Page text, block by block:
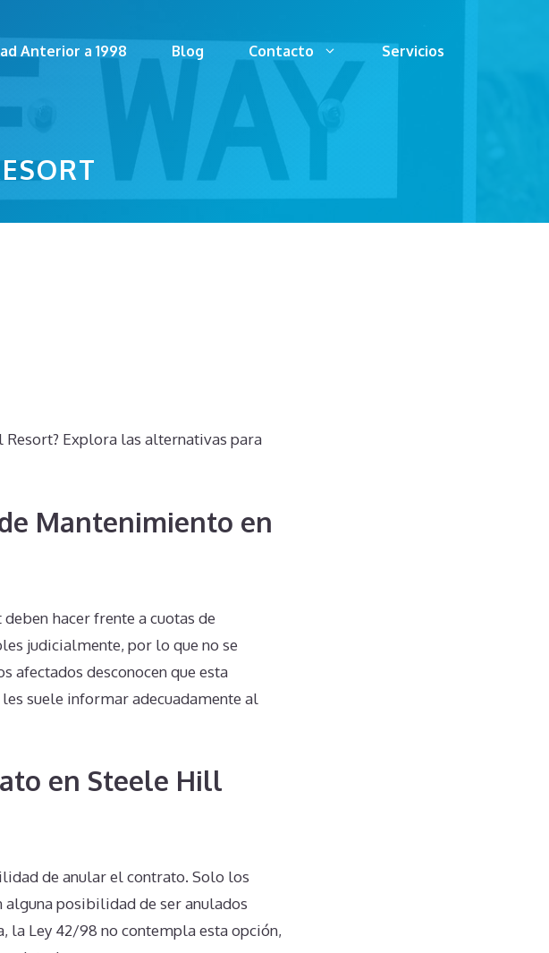
Anterior a 1998 Blog Contacto Servicios
Explora las alternativas para
Mantenimiento en
hacer frente a cuotas de
judicialmente, por lo que no se
afectados desconocen que esta
suele informar adecuadamente al
en Steele Hill
de anular el contrato. Solo los
alguna posibilidad de ser anulados
la Ley 42/98 no contempla esta opción,